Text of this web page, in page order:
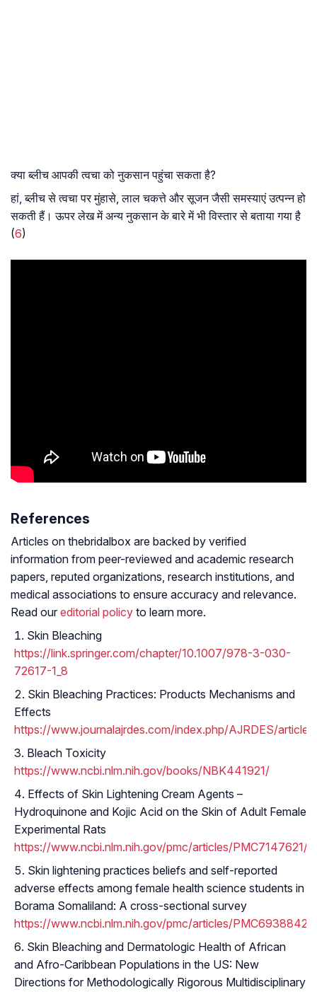
क्या ब्लीच आपकी त्वचा को नुकसान पहुंचा सकता है?
हां, ब्लीच से त्वचा पर मुंहासे, लाल चकत्ते और सूजन जैसी समस्याएं उत्पन्न हो
सकती हैं। ऊपर लेख में अन्य नुकसान के बारे में भी विस्तार से बताया गया है
(6)
References
Articles on thebridalbox are backed by verified
information from peer-reviewed and academic research
papers, reputed organizations, research institutions, and
medical associations to ensure accuracy and relevance.
Read our editorial policy to learn more.
Skin Bleaching
https://link.springer.com/chapter/10.1007/978-3-030-
72617-1_8
Skin Bleaching Practices: Products Mechanisms and
Effects
https://www.journalajrdes.com/index.php/AJRDES/article/
Bleach Toxicity
https://www.ncbi.nlm.nih.gov/books/NBK441921/
Effects of Skin Lightening Cream Agents –
Hydroquinone and Kojic Acid on the Skin of Adult Female
Experimental Rats
https://www.ncbi.nlm.nih.gov/pmc/articles/PMC7147621/
Skin lightening practices beliefs and self-reported
adverse effects among female health science students in
Borama Somaliland: A cross-sectional survey
https://www.ncbi.nlm.nih.gov/pmc/articles/PMC6938842/
Skin Bleaching and Dermatologic Health of African
and Afro-Caribbean Populations in the US: New
Directions for Methodologically Rigorous Multidisciplinary